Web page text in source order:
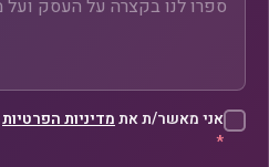
אני מאשר/ת אתמדיניות הפרטיות
*